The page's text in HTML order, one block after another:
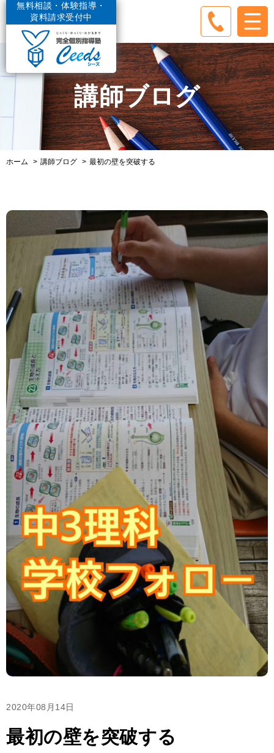
無料相談・体験指導・
資料請求受付中
講師ブログ
ホーム 講師ブログ 最初の壁を突破する
2020年08月14日
最初の壁を突破する